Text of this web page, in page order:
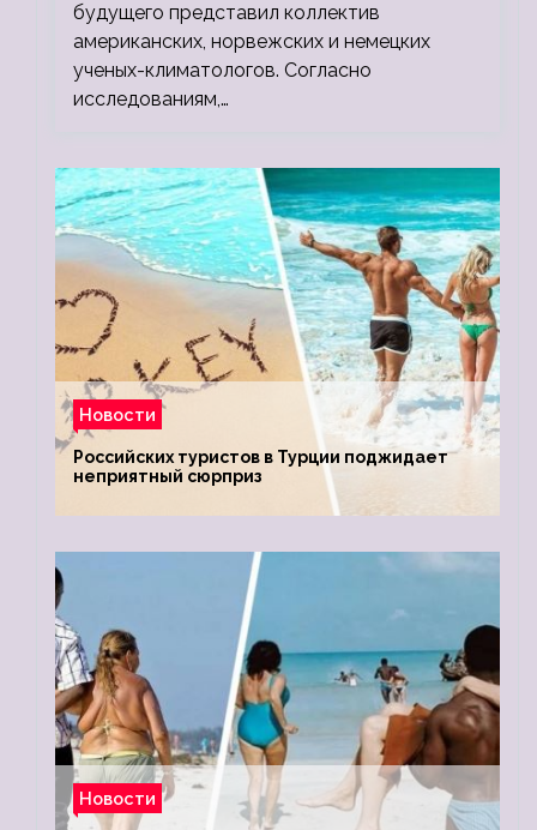
будущего представил коллектив
американских, норвежских и немецких
ученых-климатологов. Согласно
исследованиям,…
Новости
Российских туристов в Турции поджидает
неприятный сюрприз
Новости